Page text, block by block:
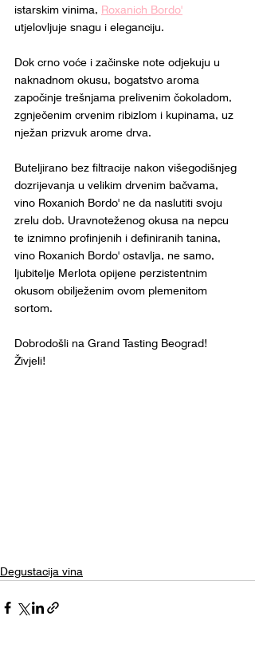
istarskim vinima, Roxanich Bordo'
utjelovljuje snagu i eleganciju.
Dok crno voće i začinske note odjekuju u
naknadnom okusu, bogatstvo aroma
započinje trešnjama prelivenim čokoladom,
zgnječenim crvenim ribizlom i kupinama, uz
nježan prizvuk arome drva.
Buteljirano bez filtracije nakon višegodišnjeg
dozrijevanja u velikim drvenim bačvama,
vino Roxanich Bordo' ne da naslutiti svoju
zrelu dob. Uravnoteženog okusa na nepcu
te iznimno profinjenih i definiranih tanina,
vino Roxanich Bordo' ostavlja, ne samo,
ljubitelje Merlota opijene perzistentnim
okusom obilježenim ovom plemenitom
sortom.
Dobrodošli na Grand Tasting Beograd!
Živjeli!
Degustacija vina